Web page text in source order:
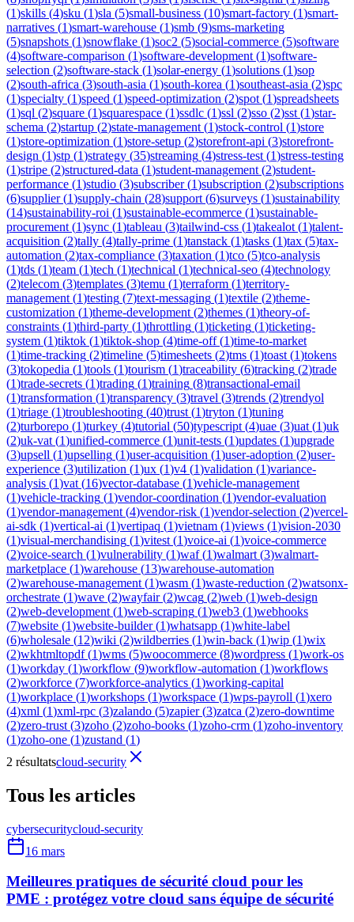
(1)skills (4)sku (1)sla (5)small-business (10)smart-factory (1)smart-
narratives (1)smart-warehouse (1)smb (9)sms-marketing
(5)snapshots (1)snowflake (1)soc2 (5)social-commerce (5)software
(4)software-comparison (1)software-development (1)software-
selection (2)software-stack (1)solar-energy (1)solutions (1)sop
(2)south-africa (3)south-asia (1)south-korea (1)southeast-asia (2)spc
(1)specialty (1)speed (1)speed-optimization (2)spot (1)spreadsheets
(1)sql (2)square (1)squarespace (1)ssdlc (1)ssl (2)sso (2)sst (1)star-
schema (2)startup (2)state-management (1)stock-control (1)store
(1)store-optimization (1)store-setup (2)storefront-api (3)storefront-
design (1)stp (1)strategy (35)streaming (4)stress-test (1)stress-testing
(1)stripe (2)structured-data (1)student-management (2)student-
performance (1)studio (3)subscriber(1)subscription (2)subscriptions
(6)supplier(1)supply-chain (28)support (6)surveys (1)sustainability
(14)sustainability-roi (1)sustainable-ecommerce (1)sustainable-
procurement (1)sync (1)tableau (3)tailwind-css (1)takealot (1)talent-
acquisition (2)tally (4)tally-prime (1)tanstack (1)tasks (1)tax (5)tax-
automation (2)tax-compliance (3)taxation (1)tco (5)tco-analysis
(1)tds (1)team (1)tech (1)technical (1)technical-seo (4)technology
(2)telecom (3)templates (3)temu (1)terraform (1)territory-
management (1)testing (7)text-messaging (1)textile (2)theme-
customization (1)theme-development (2)themes (1)theory-of-
constraints (1)third-party (1)throttling (1)ticketing (1)ticketing-
system (1)tiktok (1)tiktok-shop (4)time-off(1)time-to-market
(1)time-tracking (2)timeline (5)timesheets (2)tms (1)toast (1)tokens
(3)tokopedia (1)tools (1)tourism (1)traceability (6)tracking (2)trade
(1)trade-secrets (1)trading (1)training (8)transactional-email
(1)transformation (1)transparency (3)travel (3)trends (2)trendyol
(1)triage (1)troubleshooting (40)trust (1)tryton (1)tuning
(2)turborepo (1)turkey (4)tutorial (50)typescript (4)uae (3)uat (1)uk
(2)uk-vat (1)unified-commerce (1)unit-tests (1)updates (1)upgrade
(3)upsell (1)upselling (1)user-acquisition (1)user-adoption (2)user-
experience (3)utilization (1)ux (1)v4 (1)validation (1)variance-
analysis (1)vat (16)vector-database (1)vehicle-management
(1)vehicle-tracking (1)vendor-coordination (1)vendor-evaluation
(1)vendor-management (4)vendor-risk (1)vendor-selection (2)vercel-
ai-sdk (1)vertical-ai (1)vertipaq (1)vietnam (1)views (1)vision-2030
(1)visual-merchandising (1)vitest (1)voice-ai (1)voice-commerce
(2)voice-search (1)vulnerability (1)waf(1)walmart (3)walmart-
marketplace (1)warehouse (13)warehouse-automation
(2)warehouse-management (1)wasm (1)waste-reduction (2)watsonx-
orchestrate (1)wave (2)wayfair(2)wcag (2)web (1)web-design
(2)web-development (1)web-scraping (1)web3 (1)webhooks
(7)website (1)website-builder(1)whatsapp (1)white-label
(6)wholesale (12)wiki (2)wildberries (1)win-back (1)wip (1)wix
(2)wkhtmltopdf(1)wms (5)woocommerce (8)wordpress (1)work-os
(1)workday (1)workflow (9)workflow-automation (1)workflows
(2)workforce (7)workforce-analytics (1)working-capital
(1)workplace (1)workshops (1)workspace (1)wps-payroll (1)xero
(4)xml (1)xml-rpc (3)zalando (5)zapier(3)zatca (2)zero-downtime
(2)zero-trust (3)zoho (2)zoho-books (1)zoho-crm (1)zoho-inventory
(1)zoho-one (1)zustand (1)
2 résultatscloud-security
Tous les articles
cybersecuritycloud-security
16 mars
Meilleures pratiques de sécurité cloud pour les
PME : protégez votre cloud sans équipe de sécurité